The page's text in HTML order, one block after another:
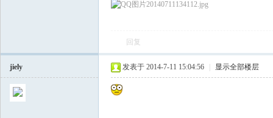
回复
jiely 发表于 2014-7-11 15:04:56 显示全部楼层